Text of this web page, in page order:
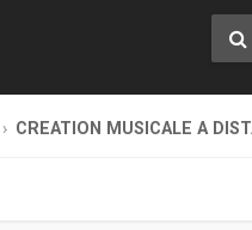
CREATION MUSICALE A